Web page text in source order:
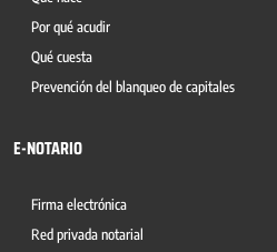
Por qué acudir
Qué cuesta
Prevención del blanqueo de capitales
E-NOTARIO
Firma electrónica
Red privada notarial